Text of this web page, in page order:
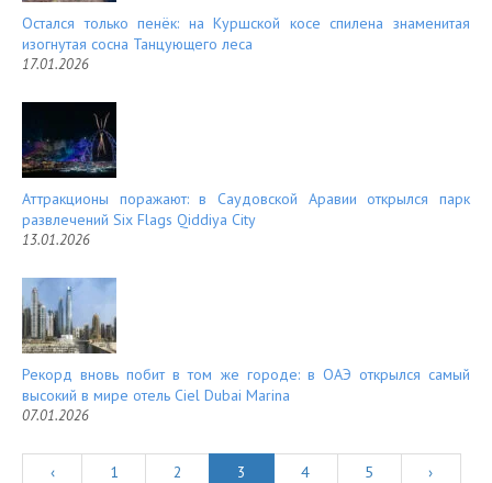
Остался только пенёк: на Куршской косе спилена знаменитая
изогнутая сосна Танцующего леса
17.01.2026
Аттракционы поражают: в Саудовской Аравии открылся парк
развлечений Six Flags Qiddiya City
13.01.2026
Рекорд вновь побит в том же городе: в ОАЭ открылся самый
высокий в мире отель Ciel Dubai Marina
07.01.2026
‹ 1 2 3 4 5
›